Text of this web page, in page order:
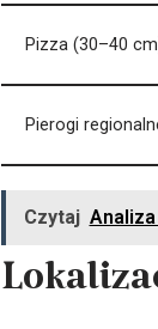
Pizza (30–40
Pierogi
Czytaj